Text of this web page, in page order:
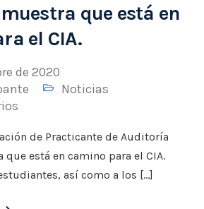
que está en
el CIA.
de 2020
Noticias
de Practicante de Auditoría
está en camino para el CIA.
así como a los […]